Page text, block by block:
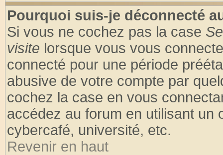
Pourquoi suis-je déconnecté
Si vous ne cochez pas la case
visite lorsque vous vous
connecté pour une période
abusive de votre compte par
cochez la case en vous
accédez au forum en utilisant un
cybercafé, université, etc.
Revenir en haut